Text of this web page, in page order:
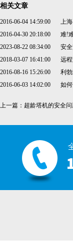
相关文章
2016-06-04 14:59:00
上
2016-04-30 20:18:00
难!
2023-08-22 08:34:00
安
2018-03-07 16:41:00
远
2016-08-16 15:26:00
利
2016-06-03 14:02:00
如
上一篇： 超龄塔机的安全